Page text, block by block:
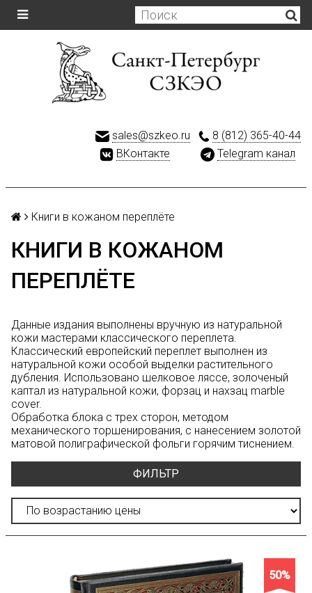
sales@szkeo.ru
8 (812) 365-40-44
ВКонтакте
Telegram канал
Книги в кожаном переплёте
КНИГИ В КОЖАНОМ
ПЕРЕПЛЁТЕ
Данные издания выполнены вручную из натуральной
кожи мастерами классического переплета.
Классический европейский переплет выполнен из
натуральной кожи особой выделки растительного
дубления. Использовано шелковое ляссе, золоченый
каптал из натуральной кожи, форзац и нахзац marble
cover.
Обработка блока с трех сторон, методом
механического торшенирования, с нанесением золотой
матовой полиграфической фольги горячим тиснением.
ФИЛЬТР
50%